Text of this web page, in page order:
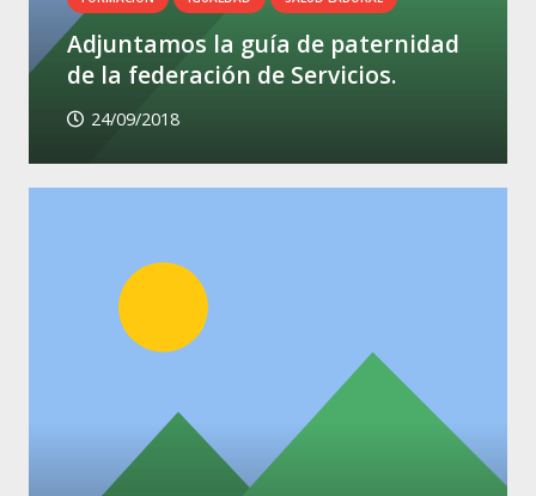
Adjuntamos la guía de paternidad
de la federación de Servicios.
24/09/2018